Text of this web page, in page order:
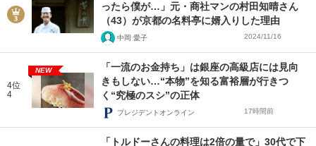
ったら僕が…」元・商社マンの村田知晴さん
（43）が京都の名料亭に婿入りした理由
中岡 愛子 2024/11/16
4位
4
NEW
「一流のお金持ち」は銀座の高級店には見向
きもしない…“本物”を知る富裕層が行きつ
く“究極のスシ”の正体
プレジデントオンライン 17時間前
「トルドーさんの料理は2倍の量で」30代で下